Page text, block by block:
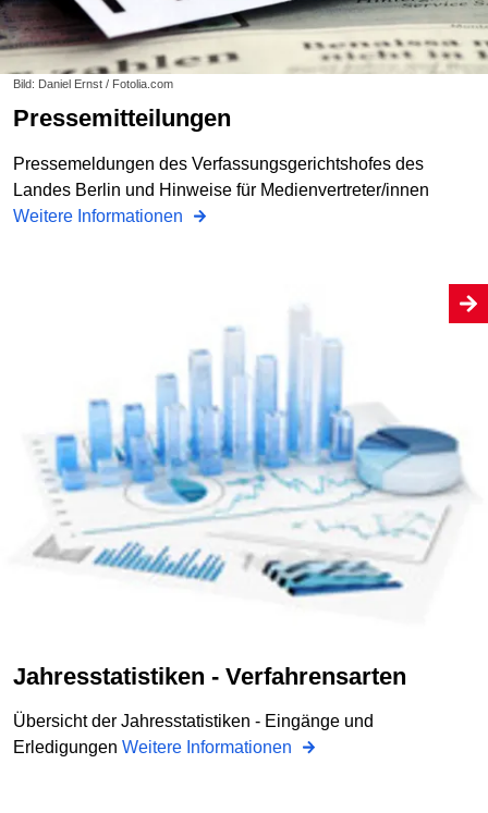
Bild: Daniel Ernst / Fotolia.com
Pressemitteilungen
Pressemeldungen des Verfassungsgerichtshofes des
Landes Berlin und Hinweise für Medienvertreter/innen
Weitere Informationen
Jahresstatistiken - Verfahrensarten
Übersicht der Jahresstatistiken - Eingänge und
Erledigungen Weitere Informationen